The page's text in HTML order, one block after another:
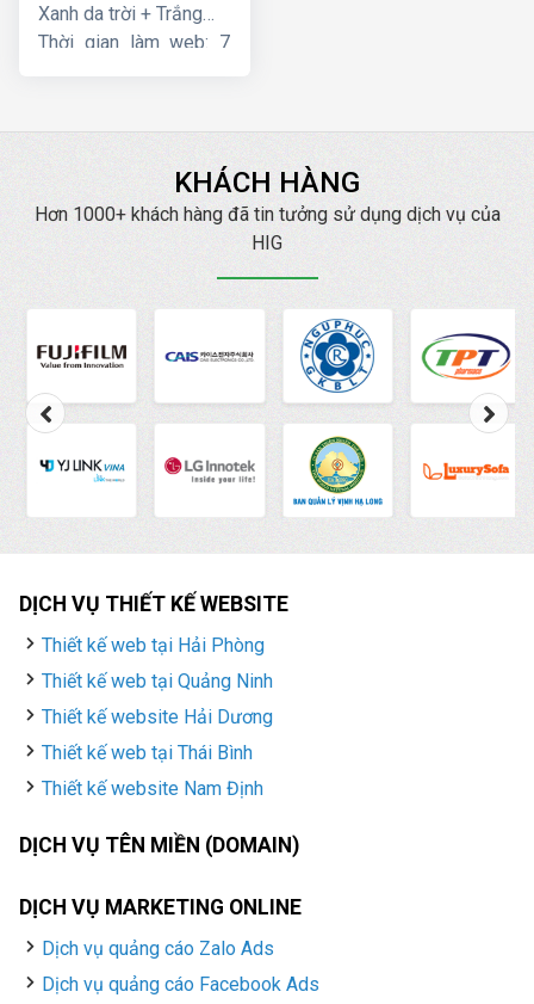
Xanh da trời + Trắng
Thời gian làm web: 7
KHÁCH HÀNG
Hơn 1000+ khách hàng đã tin tưởng sử dụng dịch vụ của
HIG
DỊCH VỤ THIẾT KẾ WEBSITE
Thiết kế web tại Hải Phòng
Thiết kế web tại Quảng Ninh
Thiết kế website Hải Dương
Thiết kế web tại Thái Bình
Thiết kế website Nam Định
DỊCH VỤ TÊN MIỀN (DOMAIN)
DỊCH VỤ MARKETING ONLINE
Dịch vụ quảng cáo Zalo Ads
Dịch vụ quảng cáo Facebook Ads